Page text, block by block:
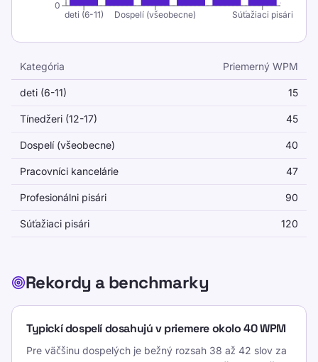
Metodická poznámka
TypeLab syntetizuje rozsahy z
údajov dobrovoľníkov, pričom uprednostňuje
zdroje s jasnými podrobnosťami o vzorkách.
Ak zdroje nesúhlasia, stránka predstavuje
plánovacie pásma a nie jednotné univerzálne
Priemerná rýchlosť písania podľa kategórie
Priemerná rýchlosť písania podľa kategórie
deti (6-11) Dospelí (všeobecne) Súťažiaci pisári
0
Priemerná rýchlosť písania podľa kategórie
Kategória Priemerný WPM
deti (6-11) 15
Tínedžeri (12-17) 45
Dospelí (všeobecne) 40
Pracovníci kancelárie 47
Profesionálni pisári 90
Súťažiaci pisári 120
Rekordy a benchmarky
Typickí dospelí dosahujú v priemere okolo 40 WPM
Pre väčšinu dospelých je bežný rozsah 38 až 42 slov za